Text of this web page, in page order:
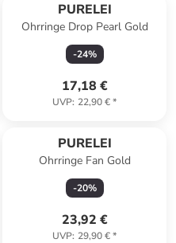
PURELEI
Ohrringe Drop Pearl Gold
-24%
17,18 €
UVP: 22,90 €*
PURELEI
Ohrringe Fan Gold
-20%
23,92 €
UVP: 29,90 €*